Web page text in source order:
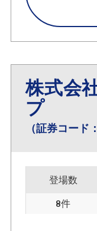
株式会
プ
（証券コード
登場数
8件